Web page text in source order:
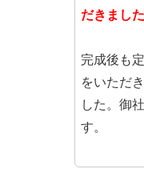
だきました
完成後も
をいただ
した。御
す。